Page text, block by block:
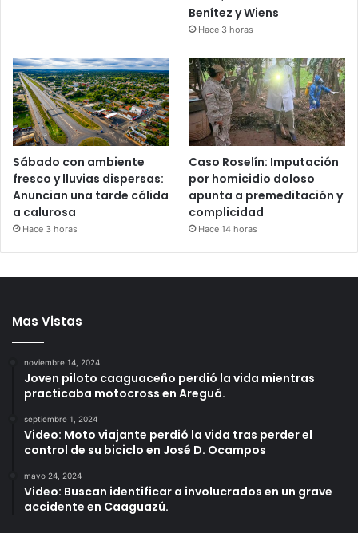
Benítez y Wiens
Hace 3 horas
Sábado con ambiente
fresco y lluvias dispersas:
Anuncian una tarde cálida
a calurosa
Hace 3 horas
Caso Roselín: Imputación
por homicidio doloso
apunta a premeditación y
complicidad
Hace 14 horas
Mas Vistas
noviembre 14, 2024
Joven piloto caaguaceño perdió la vida mientras
practicaba motocross en Areguá.
septiembre 1, 2024
Video: Moto viajante perdió la vida tras perder el
control de su biciclo en José D. Ocampos
mayo 24, 2024
Video: Buscan identificar a involucrados en un grave
accidente en Caaguazú.